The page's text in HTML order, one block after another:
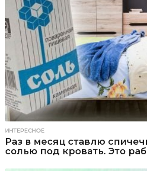
ИНТЕРЕСНОЕ
Раз в месяц ставлю
солью под кровать. Это